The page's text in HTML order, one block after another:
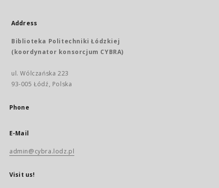
Address
Biblioteka Politechniki Łódzkiej
(koordynator konsorcjum CYBRA)
ul. Wólczańska 223
93-005 Łódź, Polska
Phone
E-Mail
admin@cybra.lodz.pl
Visit us!